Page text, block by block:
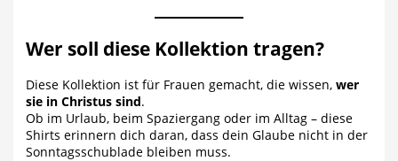
Wer soll diese Kollektion tragen?
Diese Kollektion ist für Frauen gemacht, die wissen,wer
sie in Christus sind.
Ob im Urlaub, beim Spaziergang oder im Alltag – diese
Shirts erinnern dich daran, dass dein Glaube nicht in der
Sonntagsschublade bleiben muss.